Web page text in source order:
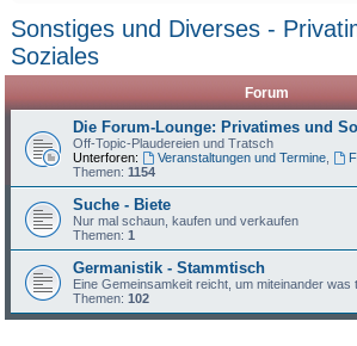
Sonstiges und Diverses -
Soziales
Forum
Die Forum-Lounge: Privatimes und
Off-Topic-Plaudereien und Tratsch
Unterforen:
Veranstaltungen und Termine
Themen:1154
Suche - Biete
Nur mal schaun, kaufen und verkaufen
Themen:1
Germanistik - Stammtisch
Eine Gemeinsamkeit reicht, um miteinander was
Themen:102